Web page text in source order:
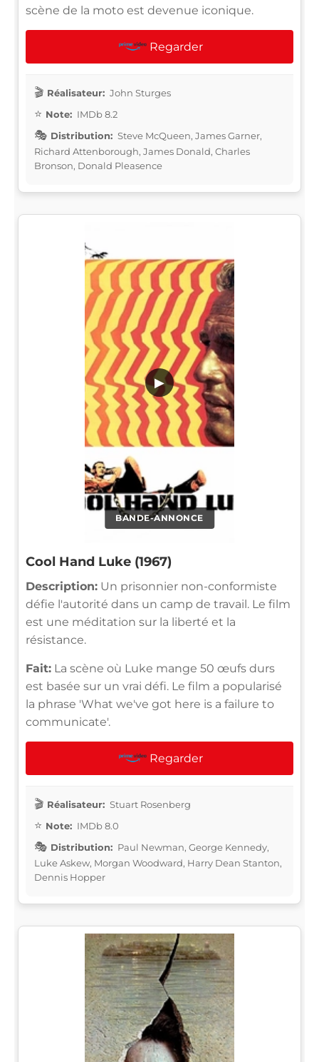
scène de la moto est devenue iconique.
Regarder
Réalisateur: John Sturges
Note: IMDb 8.2
Distribution: Steve McQueen, James Garner,
Richard Attenborough, James Donald, Charles
Bronson, Donald Pleasence
BANDE-ANNONCE
▶
Cool Hand Luke (1967)
Description: Un prisonnier non-conformiste
défie l'autorité dans un camp de travail. Le film
est une méditation sur la liberté et la
résistance.
Fait: La scène où Luke mange 50 œufs durs
est basée sur un vrai défi. Le film a popularisé
la phrase 'What we've got here is a failure to
communicate'.
Regarder
Réalisateur: Stuart Rosenberg
Note: IMDb 8.0
Distribution: Paul Newman, George Kennedy,
Luke Askew, Morgan Woodward, Harry Dean Stanton,
Dennis Hopper